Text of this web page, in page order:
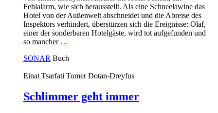
Fehlalarm, wie sich herausstellt. Als eine Schneelawine das
Hotel von der Außenwelt abschneidet und die Abreise des
Inspektors verhindert, überstürzen sich die Ereignisse: Olaf,
einer der sonderbaren Hotelgäste, wird tot aufgefunden und
so mancher …
SONAR Buch
Einat Tsarfati Tomer Dotan-Dreyfus
Schlimmer geht immer